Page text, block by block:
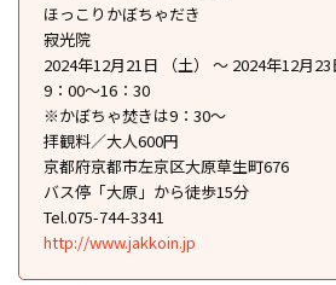
ほっこりかぼちゃだき
寂光院
2024年12月21日 （土） ～ 2024年12月
9：00〜16：30
※かぼちゃ焚きは9：30〜
拝観料／大人600円
京都府京都市左京区大原草生町676
バス停「大原」から徒歩15分
Tel.075-744-3341
http://www.jakkoin.jp